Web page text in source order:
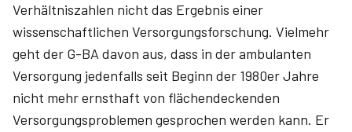
Verhältniszahlen nicht das Ergebnis einer
wissenschaftlichen Versorgungsforschung. Vielmehr
geht der G-BA davon aus, dass in der ambulanten
Versorgung jedenfalls seit Beginn der 1980er Jahre
nicht mehr ernsthaft von flächendeckenden
Versorgungsproblemen gesprochen werden kann. Er